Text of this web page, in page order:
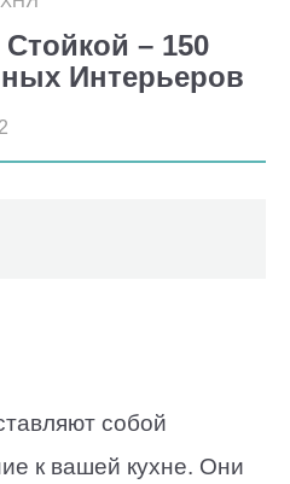
– 150
Интерьеров
собой
к вашей кухне. Они